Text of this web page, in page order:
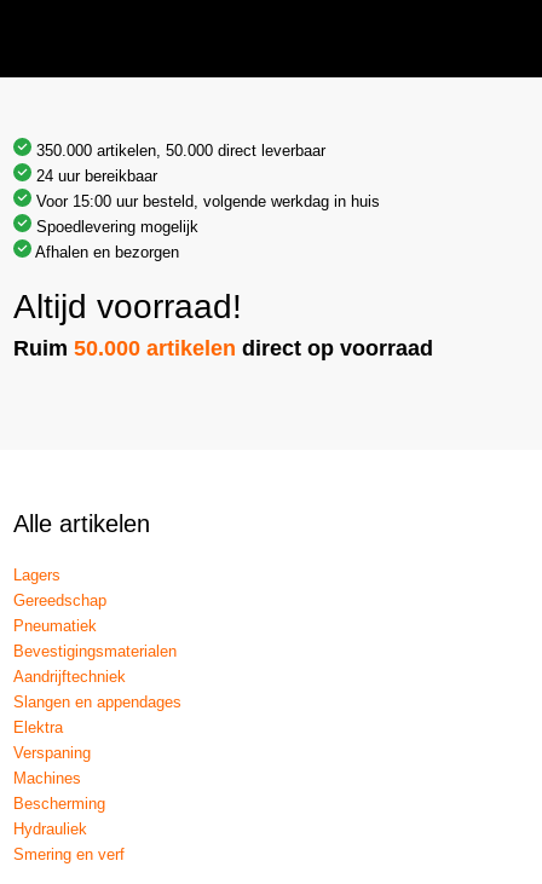
350.000 artikelen, 50.000 direct leverbaar
24 uur bereikbaar
Voor 15:00 uur besteld, volgende werkdag in huis
Spoedlevering mogelijk
Afhalen en bezorgen
Altijd voorraad!
Ruim50.000 artikelen direct op voorraad
Alle artikelen
Lagers
Gereedschap
Pneumatiek
Bevestigingsmaterialen
Aandrijftechniek
Slangen en appendages
Elektra
Verspaning
Machines
Bescherming
Hydrauliek
Smering en verf